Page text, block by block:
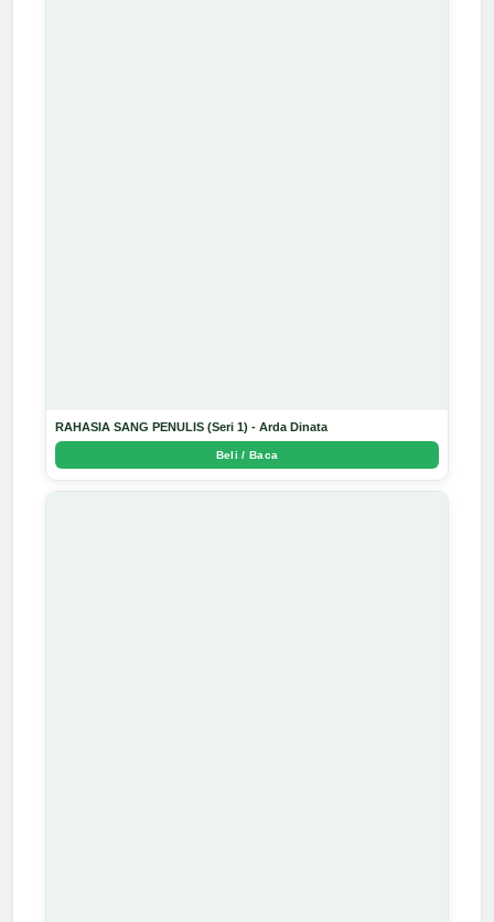
RAHASIA SANG PENULIS (Seri 1) - Arda Dinata
Beli / Baca